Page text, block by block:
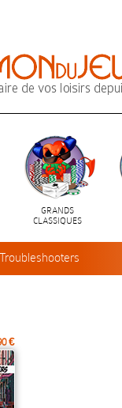
GRANDS
CLASSIQUES
Troubleshooters
€